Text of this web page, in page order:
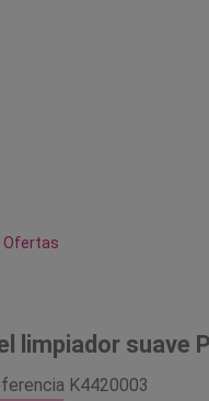
Ofertas
limpiador suave
K4420003